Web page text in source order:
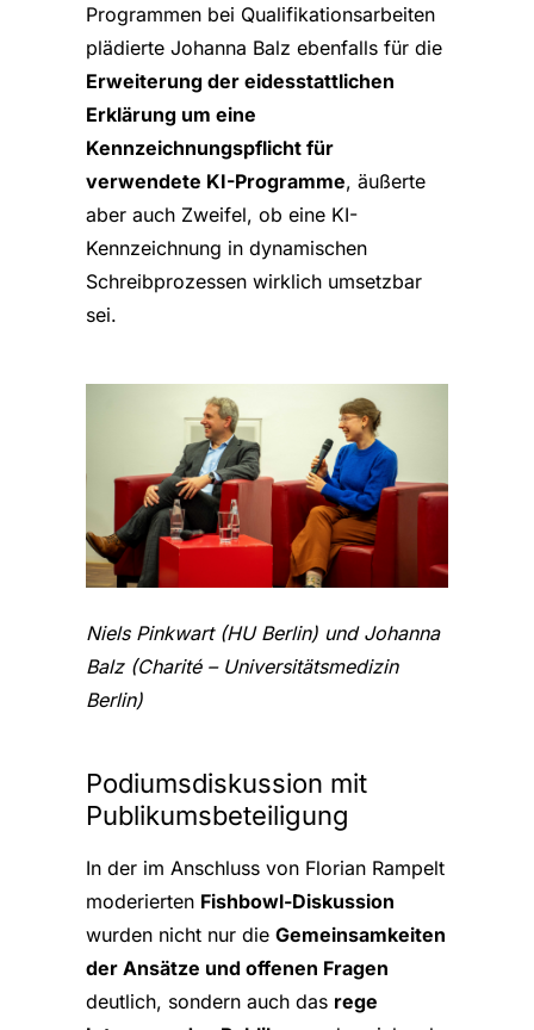
Programmen bei Qualifikationsarbeiten
plädierte Johanna Balz ebenfalls für die
Erweiterung der eidesstattlichen
Erklärung um eine
Kennzeichnungspflicht für
verwendete KI-Programme, äußerte
aber auch Zweifel, ob eine KI-
Kennzeichnung in dynamischen
Schreibprozessen wirklich umsetzbar
sei.
Niels Pinkwart (HU Berlin) und Johanna
Balz (Charité – Universitätsmedizin
Berlin)
Podiumsdiskussion mit
Publikumsbeteiligung
In der im Anschluss von Florian Rampelt
moderierten Fishbowl-Diskussion
wurden nicht nur die Gemeinsamkeiten
der Ansätze und offenen Fragen
deutlich, sondern auch das rege